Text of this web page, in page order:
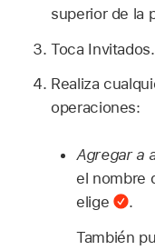
superior de la
Toca Invitados.
Realiza
operaciones:
Agregar a
el nombre
elige
.
También